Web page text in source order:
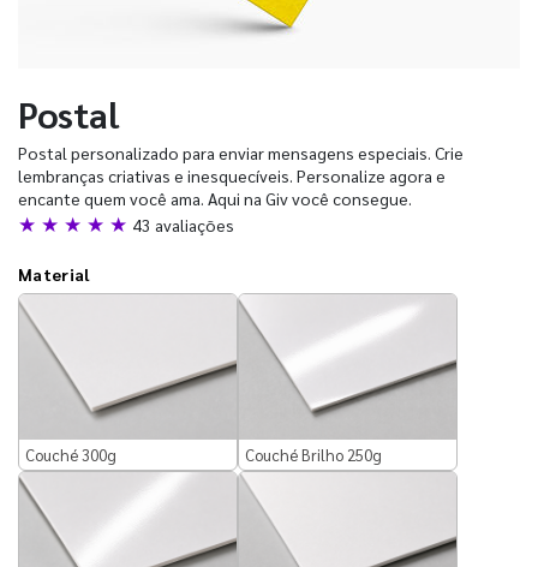
Postal
Postal personalizado para enviar mensagens especiais. Crie
lembranças criativas e inesquecíveis. Personalize agora e
encante quem você ama. Aqui na Giv você consegue.
★ ★ ★ ★ ★ 43 avaliações
Material
Couché 300g Couché Brilho 250g